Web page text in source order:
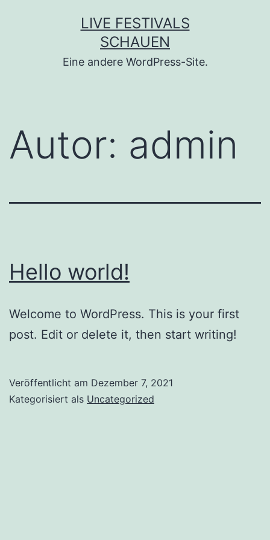
LIVE FESTIVALS
SCHAUEN
Eine andere WordPress-Site.
Autor: admin
Hello world!
Welcome to WordPress. This is your first
post. Edit or delete it, then start writing!
Veröffentlicht am Dezember 7, 2021
Kategorisiert als Uncategorized